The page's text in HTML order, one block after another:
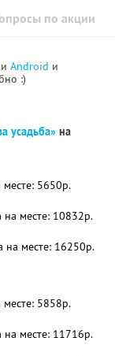
по акции
Android и
:)
усадьба» на
5650р.
на месте: 10832р.
на месте: 16250р.
5858р.
на месте: 11716р.